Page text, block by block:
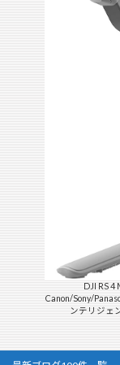
DJI RS 4
Canon/Sony/
ンテリジェ